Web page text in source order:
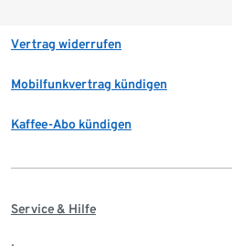
Vertrag widerrufen
Mobilfunkvertrag kündigen
Kaffee-Abo kündigen
Service & Hilfe